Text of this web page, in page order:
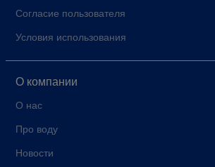
Согласие пользователя
Условия использования
О компании
О нас
Про воду
Новости